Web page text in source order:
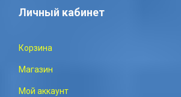
Личный кабинет
Корзина
Магазин
Мой аккаунт